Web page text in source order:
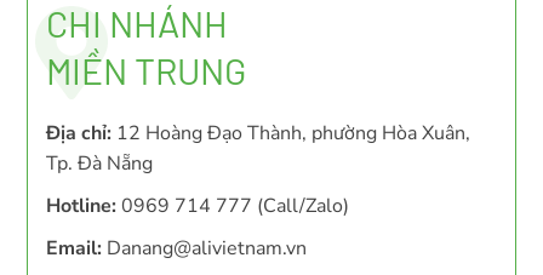
CHI NHÁNH
MIỀN TRUNG
Địa chỉ: 12 Hoàng Đạo Thành, phường Hòa Xuân,
Tp. Đà Nẵng
Hotline: 0969 714 777 (Call/Zalo)
Email: Danang@alivietnam.vn